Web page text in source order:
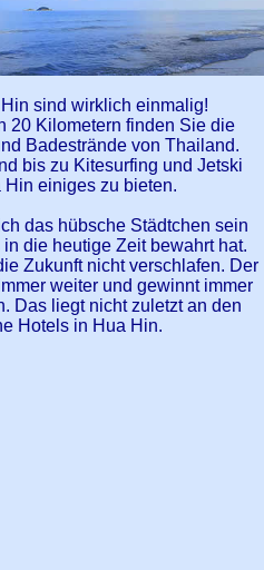
sind wirklich einmalig!
20 Kilometern finden Sie die
Badestrände von Thailand.
bis zu Kitesurfing und Jetski
Hin einiges zu bieten.
das hübsche Städtchen sein
die heutige Zeit bewahrt hat.
Zukunft nicht verschlafen. Der
weiter und gewinnt immer
Das liegt nicht zuletzt an den
Hotels in Hua Hin.